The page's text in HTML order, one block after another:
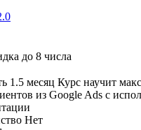
до 8 числа
1.5 месяц Курс научит
из Google Ads с
Нет